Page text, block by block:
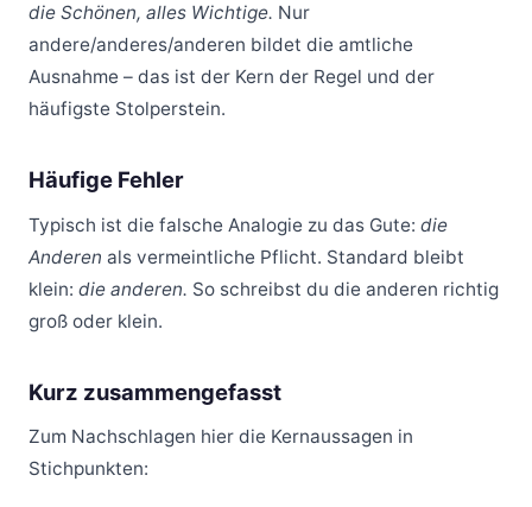
die Schönen, alles Wichtige. Nur
andere/anderes/anderen bildet die amtliche
Ausnahme – das ist der Kern der Regel und der
häufigste Stolperstein.
Häufige Fehler
Typisch ist die falsche Analogie zu das Gute: die
Anderen als vermeintliche Pflicht. Standard bleibt
klein: die anderen. So schreibst du die anderen richtig
groß oder klein.
Kurz zusammengefasst
Zum Nachschlagen hier die Kernaussagen in
Stichpunkten: